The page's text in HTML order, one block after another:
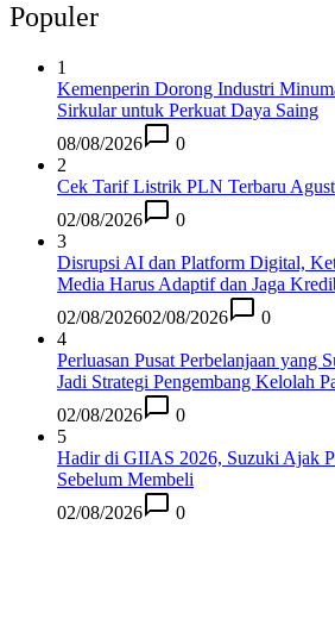
Populer
1
Kemenperin Dorong Industri
Sirkular untuk Perkuat Daya Saing
08/08/2026
0
2
Cek Tarif Listrik PLN Terbaru
02/08/2026
0
3
Disrupsi AI dan Platform Digital,
Media Harus Adaptif dan Jaga
02/08/202602/08/2026
0
4
Perluasan Pusat Perbelanjaan yang
Jadi Strategi Pengembang Kelolah
02/08/2026
0
5
Hadir di GIIAS 2026, Suzuki Ajak
Sebelum Membeli
02/08/2026
0